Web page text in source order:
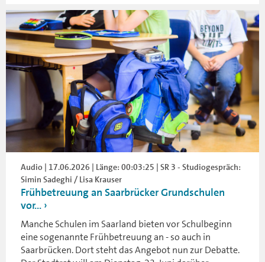
Audio | 17.06.2026 | Länge: 00:03:25 | SR 3 - Studiogespräch:
Simin Sadeghi / Lisa Krauser
Frühbetreuung an Saarbrücker Grundschulen
vor...
Manche Schulen im Saarland bieten vor Schulbeginn
eine sogenannte Frühbetreuung an - so auch in
Saarbrücken. Dort steht das Angebot nun zur Debatte.